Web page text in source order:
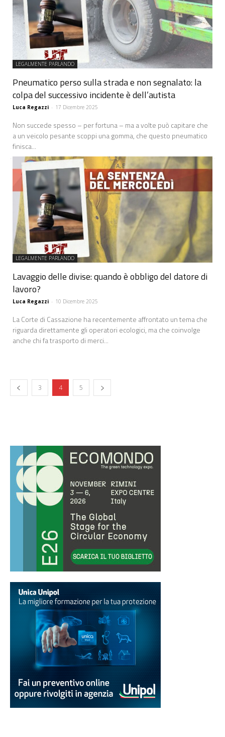
LEGALMENTE PARLANDO
Pneumatico perso sulla strada e non segnalato: la
colpa del successivo incidente è dell’autista
Luca Regazzi - 17 Dicembre 2025
Non succede spesso – per fortuna – ma a volte può capitare che
a un veicolo pesante scoppi una gomma, che questo pneumatico
finisca...
LEGALMENTE PARLANDO
Lavaggio delle divise: quando è obbligo del datore di
lavoro?
Luca Regazzi - 10 Dicembre 2025
La Corte di Cassazione ha recentemente affrontato un tema che
riguarda direttamente gli operatori ecologici, ma che coinvolge
anche chi fa trasporto di merci...
3 4 5